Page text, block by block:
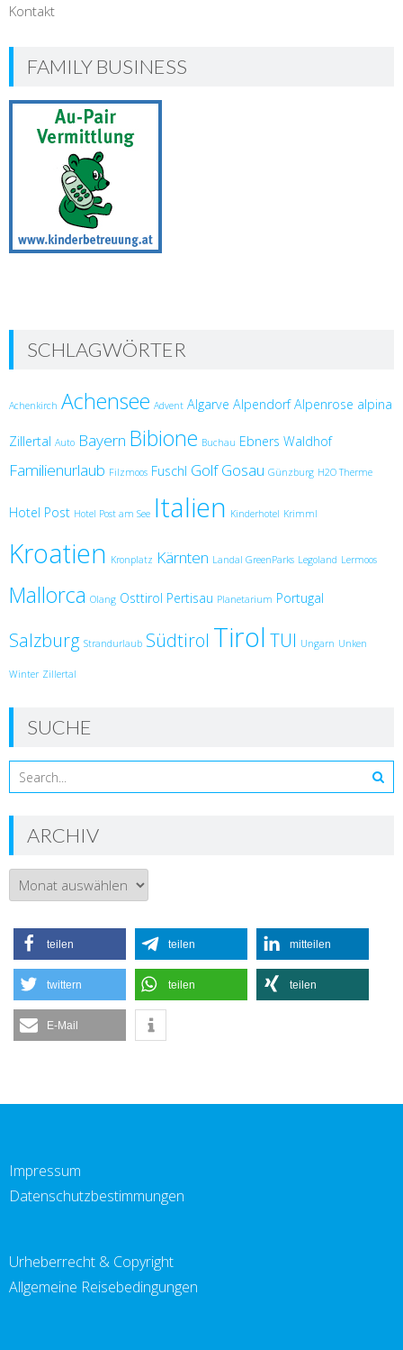
Kontakt
FAMILY BUSINESS
SCHLAGWÖRTER
Achenkirch Achensee Advent Algarve Alpendorf Alpenrose alpina
Zillertal Auto Bayern Bibione Buchau Ebners Waldhof
Familienurlaub Filzmoos Fuschl Golf Gosau Günzburg H2O Therme
Hotel Post Hotel Post am See Italien Kinderhotel Krimml
Kroatien Kronplatz Kärnten Landal GreenParks Legoland Lermoos
Mallorca Olang Osttirol Pertisau Planetarium Portugal
Salzburg Strandurlaub Südtirol Tirol TUI Ungarn Unken
Winter Zillertal
SUCHE
ARCHIV
Archiv
teilen teilen mitteilen
twittern teilen teilen
E-Mail
Impressum
Datenschutzbestimmungen
Urheberrecht & Copyright
Allgemeine Reisebedingungen